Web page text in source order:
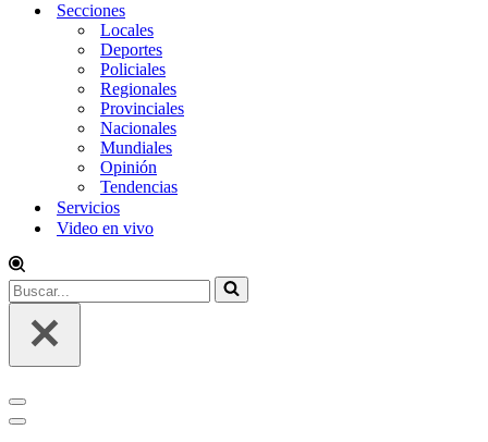
Secciones
Locales
Deportes
Policiales
Regionales
Provinciales
Nacionales
Mundiales
Opinión
Tendencias
Servicios
Video en vivo
Buscar...
Menú
de
Menú